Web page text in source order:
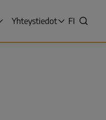
Yhteystiedot
VALITSE
SWITCH
FI